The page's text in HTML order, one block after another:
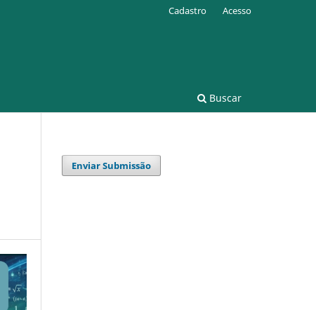
Buscar
Cadastro Acesso
Enviar Submissão